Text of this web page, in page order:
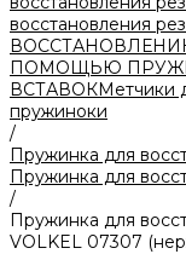
восстановления
ПОМОЩЬЮ
ВСТАВОКМетчики
пружиноки
/
Пружинка для
Пружинка для
/
Пружинка для
VOLKEL 07307